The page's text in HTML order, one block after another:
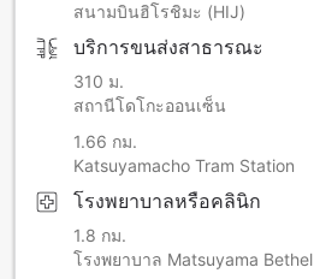
สนามบินฮิโรชิมะ (HIJ)
บริการขนส่งสาธารณะ
310 ม.
สถานีโดโกะออนเซ็น
1.66 กม.
Katsuyamacho Tram Station
โรงพยาบาลหรือคลินิก
1.8 กม.
โรงพยาบาล Matsuyama Bethel